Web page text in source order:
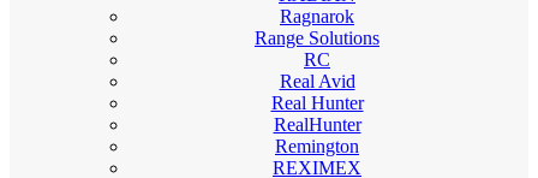
Ragnarok
Range Solutions
RC
Real Avid
Real Hunter
RealHunter
Remington
REXIMEX